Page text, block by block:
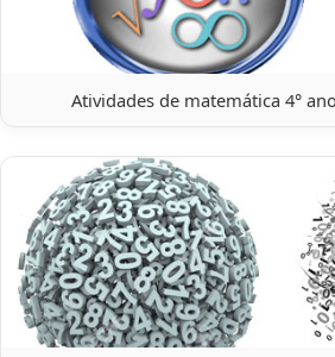
Atividades de matemática 4°